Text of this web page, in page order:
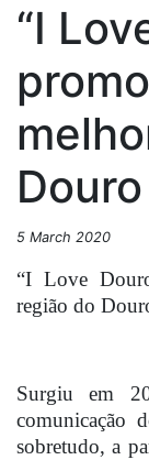
“I
Douro
5 March 2020
“I Love
região do
Surgiu em
comunicação
sobretudo, a